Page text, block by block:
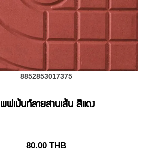
8852853017375
เพฟเม้นท์ลายสานเส้น สีแดง
80.00 THB